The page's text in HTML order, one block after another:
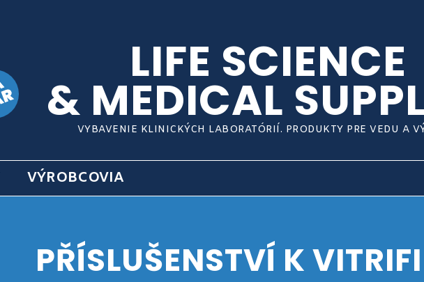
LIFE SCIENCE
& MEDICAL
VYBAVENIE KLINICKÝCH LABORATÓRIÍ. PRODUKTY PRE VEDU A
VÝROBCOVIA
PŘÍSLUŠENSTVÍ K